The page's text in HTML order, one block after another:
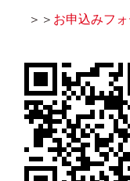
＞＞ お申込みフォ